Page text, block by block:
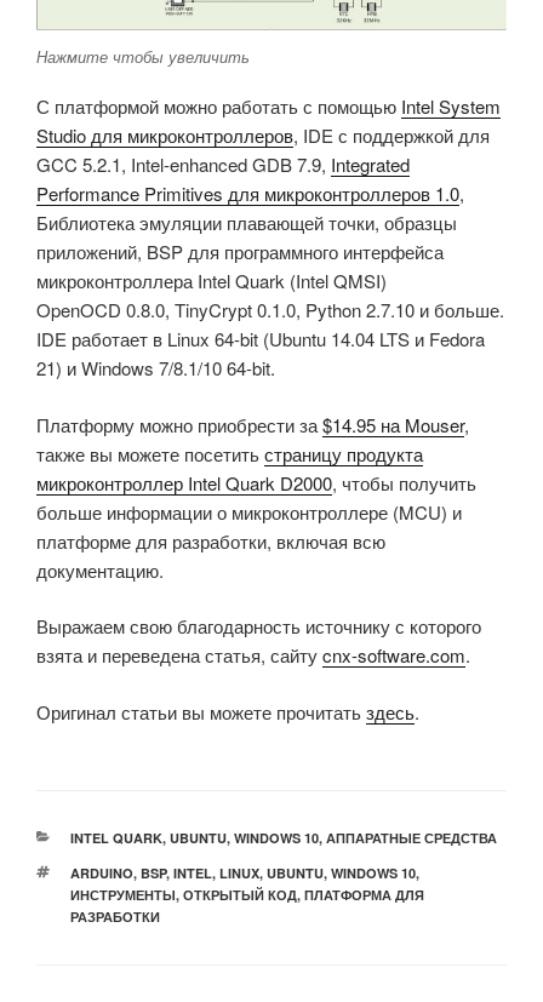
Нажмите чтобы увеличить
С платформой можно работать с помощью Intel System
Studio для микроконтроллеров, IDE с поддержкой для
GCC 5.2.1, Intel-enhanced GDB 7.9, Integrated
Performance Primitives для микроконтроллеров 1.0,
Библиотека эмуляции плавающей точки, образцы
приложений, BSP для программного интерфейса
микроконтроллера Intel Quark (Intel QMSI)
OpenOCD 0.8.0, TinyCrypt 0.1.0, Python 2.7.10 и больше.
IDE работает в Linux 64-bit (Ubuntu 14.04 LTS и Fedora
21) и Windows 7/8.1/10 64-bit.
Платформу можно приобрести за$14.95 на Mouser,
также вы можете посетитьстраницу продукта
микроконтроллер Intel Quark D2000, чтобы получить
больше информации о микроконтроллере (MCU) и
платформе для разработки, включая всю
документацию.
Выражаем свою благодарность источнику с которого
взята и переведена статья, сайтуcnx-software.com.
Оригинал статьи вы можете прочитатьздесь.
РУБРИКИ
INTEL QUARK, UBUNTU, WINDOWS 10, АППАРАТНЫЕ СРЕДСТВА
МЕТКИ
ARDUINO, BSP, INTEL, LINUX, UBUNTU, WINDOWS 10,
ИНСТРУМЕНТЫ, ОТКРЫТЫЙ КОД, ПЛАТФОРМА ДЛЯ
РАЗРАБОТКИ